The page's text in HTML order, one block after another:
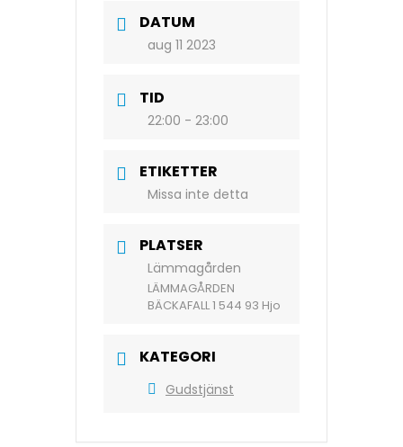
DATUM
aug 11 2023
TID
22:00 - 23:00
ETIKETTER
Missa inte detta
PLATSER
Lämmagården
LÄMMAGÅRDEN
BÄCKAFALL 1 544 93 Hjo
KATEGORI
Gudstjänst